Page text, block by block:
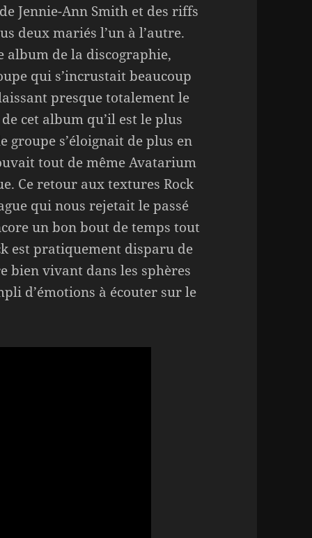
Jennie-Ann Smith et des riffs
deux mariés l’un à l’autre.
album de la discographie,
qui s’incrustait beaucoup
presque totalement le
cet album qu’il est le plus
groupe s’éloignait de plus en
tout de même Avatarium
Ce retour aux textures Rock
qui nous rejetait le passé
un bon bout de temps tout
est pratiquement disparu de
bien vivant dans les sphères
d’émotions à écouter sur le